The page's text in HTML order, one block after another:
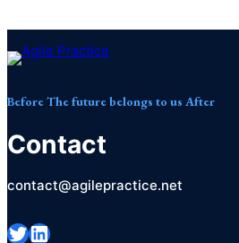
BeforeThe future belongs to us After
Contact
contact@agilepractice.net
Twitter LinkedIn